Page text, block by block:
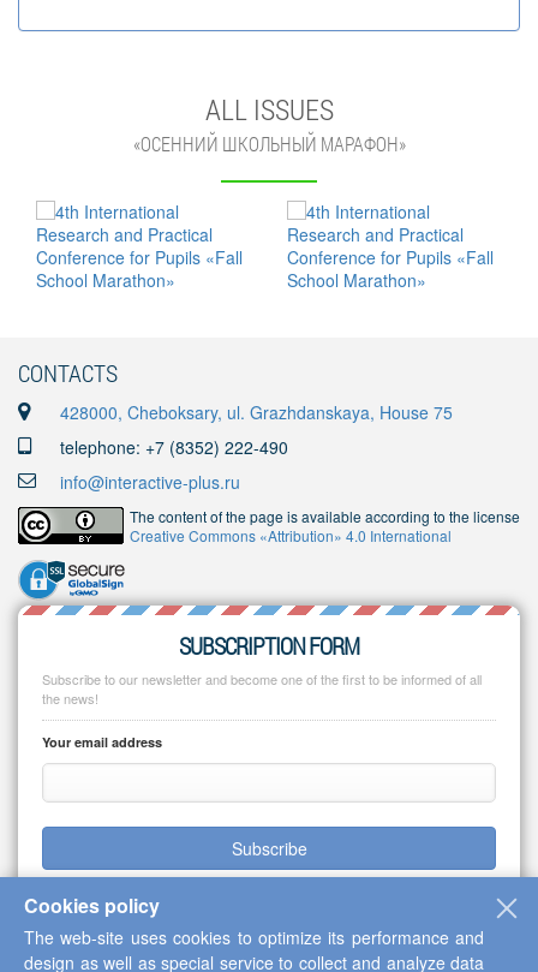
ALL ISSUES
«ОСЕННИЙ ШКОЛЬНЫЙ МАРАФОН»
CONTACTS
428000, Cheboksary, ul. Grazhdanskaya, House 75
telephone: +7 (8352) 222-490
info@interactive-plus.ru
The content of the page is available according to the license
Creative Commons «Attribution» 4.0 International
SUBSCRIPTION FORM
Subscribe to our newsletter and become one of the first to be informed of all
the news!
Your email address
Subscribe
Copyright © 2013-2026 Scientific Cooperation Center "Interactive Plus"
Cookies policy
The web-site uses cookies to optimize its performance and
design as well as special service to collect and analyze data